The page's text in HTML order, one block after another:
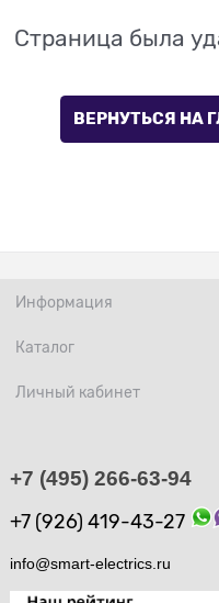
Страница была
ВЕРНУТЬСЯ НА
Информация
Каталог
Личный кабинет
+7 (495) 266-63-94
+7 (926) 419-43-27
info@smart-electrics.ru